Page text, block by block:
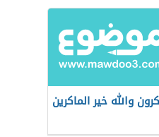
والله خير الماكرين